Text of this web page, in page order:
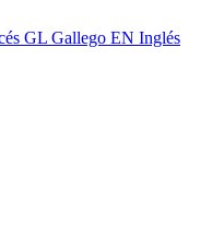
GL Gallego EN Inglés